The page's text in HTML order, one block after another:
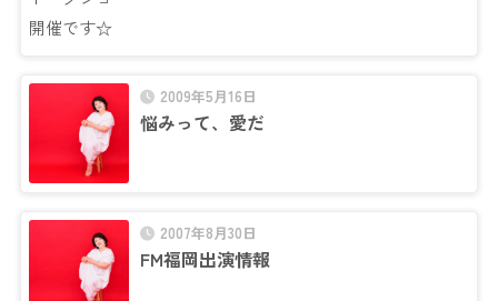
2009年5月16日
悩みって、愛だ
2007年8月30日
FM福岡出演情報